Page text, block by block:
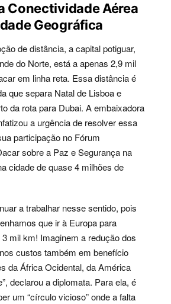
Conectividade Aérea
Geográfica
de distância, a capital potiguar,
do Norte, está a apenas 2,9 mil
em linha reta. Essa distância é
que separa Natal de Lisboa e
da rota para Dubai. A embaixadora
a urgência de resolver essa
participação no Fórum
sobre a Paz e Segurança na
cidade de quase 4 milhões de
a trabalhar nesse sentido, pois
que ir à Europa para
mil km! Imaginem a redução dos
custos também em benefício
da África Ocidental, da América
declarou a diplomata. Para ela, é
um “círculo vicioso” onde a falta